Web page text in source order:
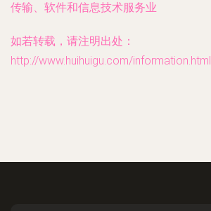
传输、软件和信息技术服务业
如若转载，请注明出处：
http://www.huihuigu.com/information.html